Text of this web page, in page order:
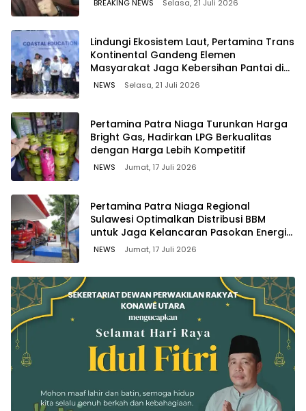
BREAKING NEWS Selasa, 21 Juli 2026
Lindungi Ekosistem Laut, Pertamina Trans
Kontinental Gandeng Elemen
Masyarakat Jaga Kebersihan Pantai di
Bitung, Sulawesi
NEWS Selasa, 21 Juli 2026
Pertamina Patra Niaga Turunkan Harga
Bright Gas, Hadirkan LPG Berkualitas
dengan Harga Lebih Kompetitif
NEWS Jumat, 17 Juli 2026
Pertamina Patra Niaga Regional
Sulawesi Optimalkan Distribusi BBM
untuk Jaga Kelancaran Pasokan Energi
di Seluruh Wilayah Sulawesi
NEWS Jumat, 17 Juli 2026